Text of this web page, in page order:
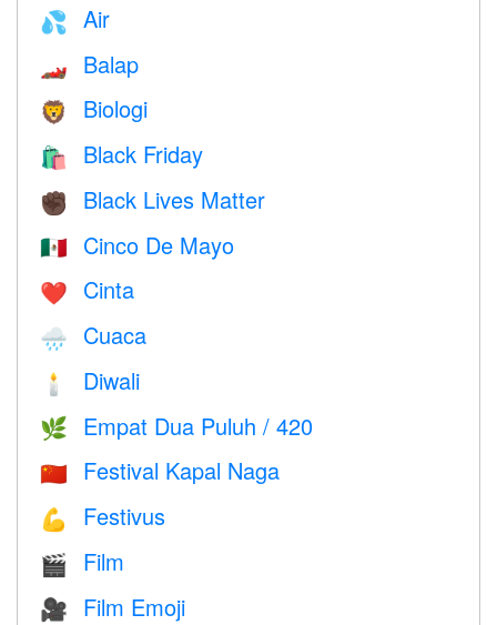
💦 Air
🏎 Balap
🦁 Biologi
🛍 Black Friday
✊🏿 Black Lives Matter
🇲🇽 Cinco De Mayo
❤️️ Cinta
🌧 Cuaca
🕯 Diwali
🌿 Empat Dua Puluh / 420
🇨🇳 Festival Kapal Naga
💪 Festivus
🎬 Film
🎥 Film Emoji